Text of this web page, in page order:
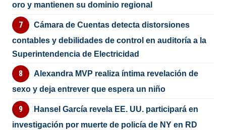
oro y mantienen su dominio regional
Cámara de Cuentas detecta distorsiones
contables y debilidades de control en auditoría a la
Superintendencia de Electricidad
Alexandra MVP realiza íntima revelación de
sexo y deja entrever que espera un niño
Hansel García revela EE. UU. participará en
investigación por muerte de policía de NY en RD